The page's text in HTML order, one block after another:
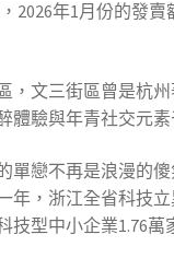
2026年1月份的發
，文三街區曾是杭
體驗與年青社交元
單戀不再是浪漫的
年，浙江全省科技
技型中小企業1.76